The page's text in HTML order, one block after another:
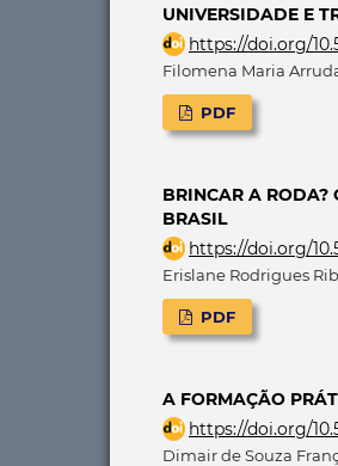
UNIVERSIDADE E
https://doi.org/
Filomena Maria
PDF
BRINCAR A RODA?
BRASIL
https://doi.org/
Erislane Rodrigues
PDF
A FORMAÇÃO
https://doi.org/
Dimair de Souza